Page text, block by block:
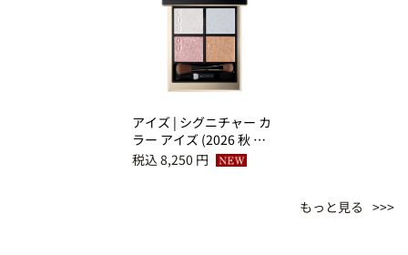
アイズ | シグニチャー カ
ラー アイズ (2026 秋 カ
ラーコレクション) 156
煌満 -KIRAMEKIMITASHI
税込 8,250 円
もっと見る